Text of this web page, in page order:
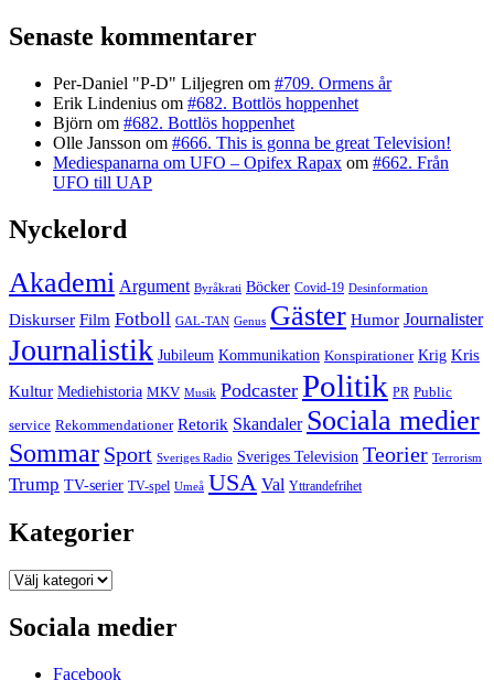
Senaste kommentarer
Per-Daniel "P-D" Liljegren om #709. Ormens år
Erik Lindenius om #682. Bottlös hoppenhet
Björn om #682. Bottlös hoppenhet
Olle Jansson om #666. This is gonna be great Television!
Mediespanarna om UFO – Opifex Rapax om #662. Från
UFO till UAP
Nyckelord
Akademi Argument Byråkrati Böcker Covid-19 Desinformation
Diskurser Film Fotboll GAL-TAN Genus Gäster Humor Journalister
Journalistik Jubileum Kommunikation Konspirationer Krig Kris
Kultur Mediehistoria MKV Musik Podcaster Politik PR Public
service Rekommendationer Retorik Skandaler Sociala medier
Sommar Sport Sveriges Radio Sveriges Television Teorier Terrorism
Trump TV-serier TV-spel Umeå USA Val Yttrandefrihet
Kategorier
Kategorier
Sociala medier
Facebook